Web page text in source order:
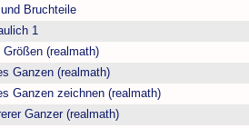
Bruchteile
1
Größen (realmath)
Ganzen (realmath)
Ganzen zeichnen (realmath)
Ganzer (realmath)